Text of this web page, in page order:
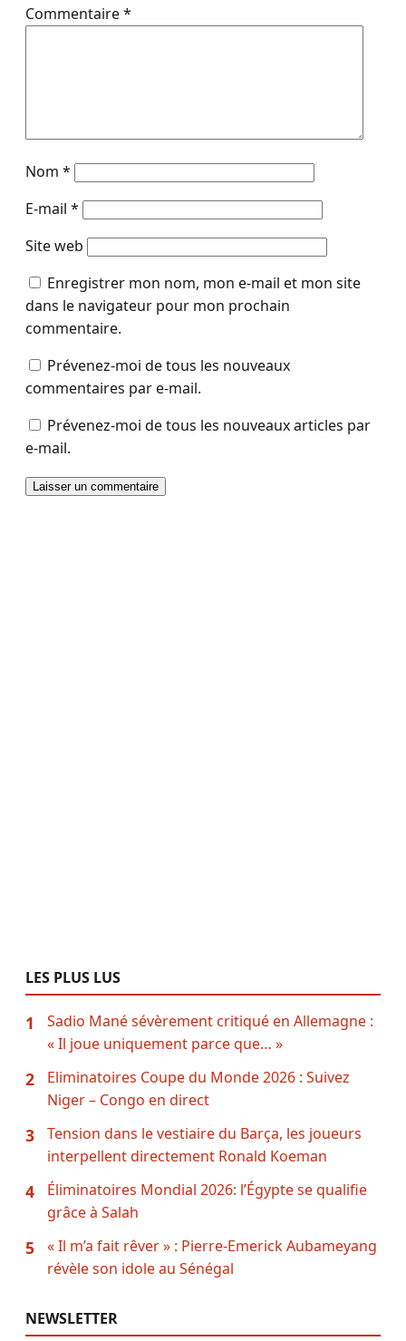
Commentaire*
Nom *
E-mail *
Site web
Enregistrer mon nom, mon e-mail et mon site
dans le navigateur pour mon prochain
commentaire.
Prévenez-moi de tous les nouveaux
commentaires par e-mail.
Prévenez-moi de tous les nouveaux articles par
e-mail.
LES PLUS LUS
1
Sadio Mané sévèrement critiqué en Allemagne :
« Il joue uniquement parce que… »
2
Eliminatoires Coupe du Monde 2026 : Suivez
Niger – Congo en direct
3
Tension dans le vestiaire du Barça, les joueurs
interpellent directement Ronald Koeman
4
Éliminatoires Mondial 2026: l’Égypte se qualifie
grâce à Salah
5
« Il m’a fait rêver » : Pierre-Emerick Aubameyang
révèle son idole au Sénégal
NEWSLETTER